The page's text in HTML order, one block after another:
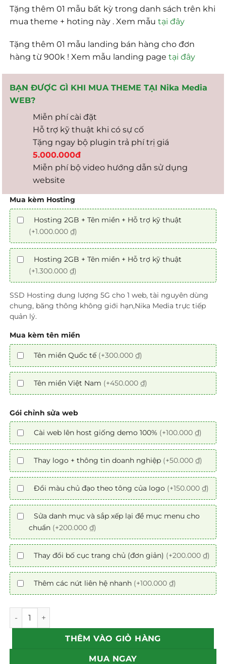
Tặng thêm 01 mẫu bất kỳ trong danh sách trên khi
mua theme + hoting này . Xem mẫutại đây
Tặng thêm 01 mẫu landing bán hàng cho đơn
hàng từ 900k ! Xem mẫu landing pagetại đây
BẠN ĐƯỢC GÌ KHI MUA THEME TẠI Nika Media
WEB?
Miễn phí cài đặt
Hỗ trợ kỹ thuật khi có sự cố
Tặng ngay bộ plugin trả phí trị giá
5.000.000đ
Miễn phí bộ video hướng dẫn sử dụng
website
Mua kèm Hosting
Hosting 2GB + Tên miền + Hỗ trợ kỹ thuật
(+1.000.000 ₫)
Hosting 2GB + Tên miền + Hỗ trợ kỹ thuật
(+1.300.000 ₫)
SSD Hosting dung lượng 5G cho 1 web, tài nguyên dùng
chung, băng thông không giới hạn,Nika Media trực tiếp
quản lý.
Mua kèm tên miền
Tên miền Quốc tế (+300.000 ₫)
Tên miền Việt Nam (+450.000 ₫)
Gói chỉnh sửa web
Cài web lên host giống demo 100% (+100.000 ₫)
Thay logo + thông tin doanh nghiệp (+50.000 ₫)
Đổi màu chủ đạo theo tông của logo (+150.000 ₫)
Sửa danh mục và sắp xếp lại đề mục menu cho
chuẩn (+200.000 ₫)
Thay đổi bố cục trang chủ (đơn giản) (+200.000 ₫)
Thêm các nút liên hệ nhanh (+100.000 ₫)
Mẫu web bất động sản 26 - Safira chuẩn SEO số lượng
THÊM VÀO GIỎ HÀNG
MUA NGAY